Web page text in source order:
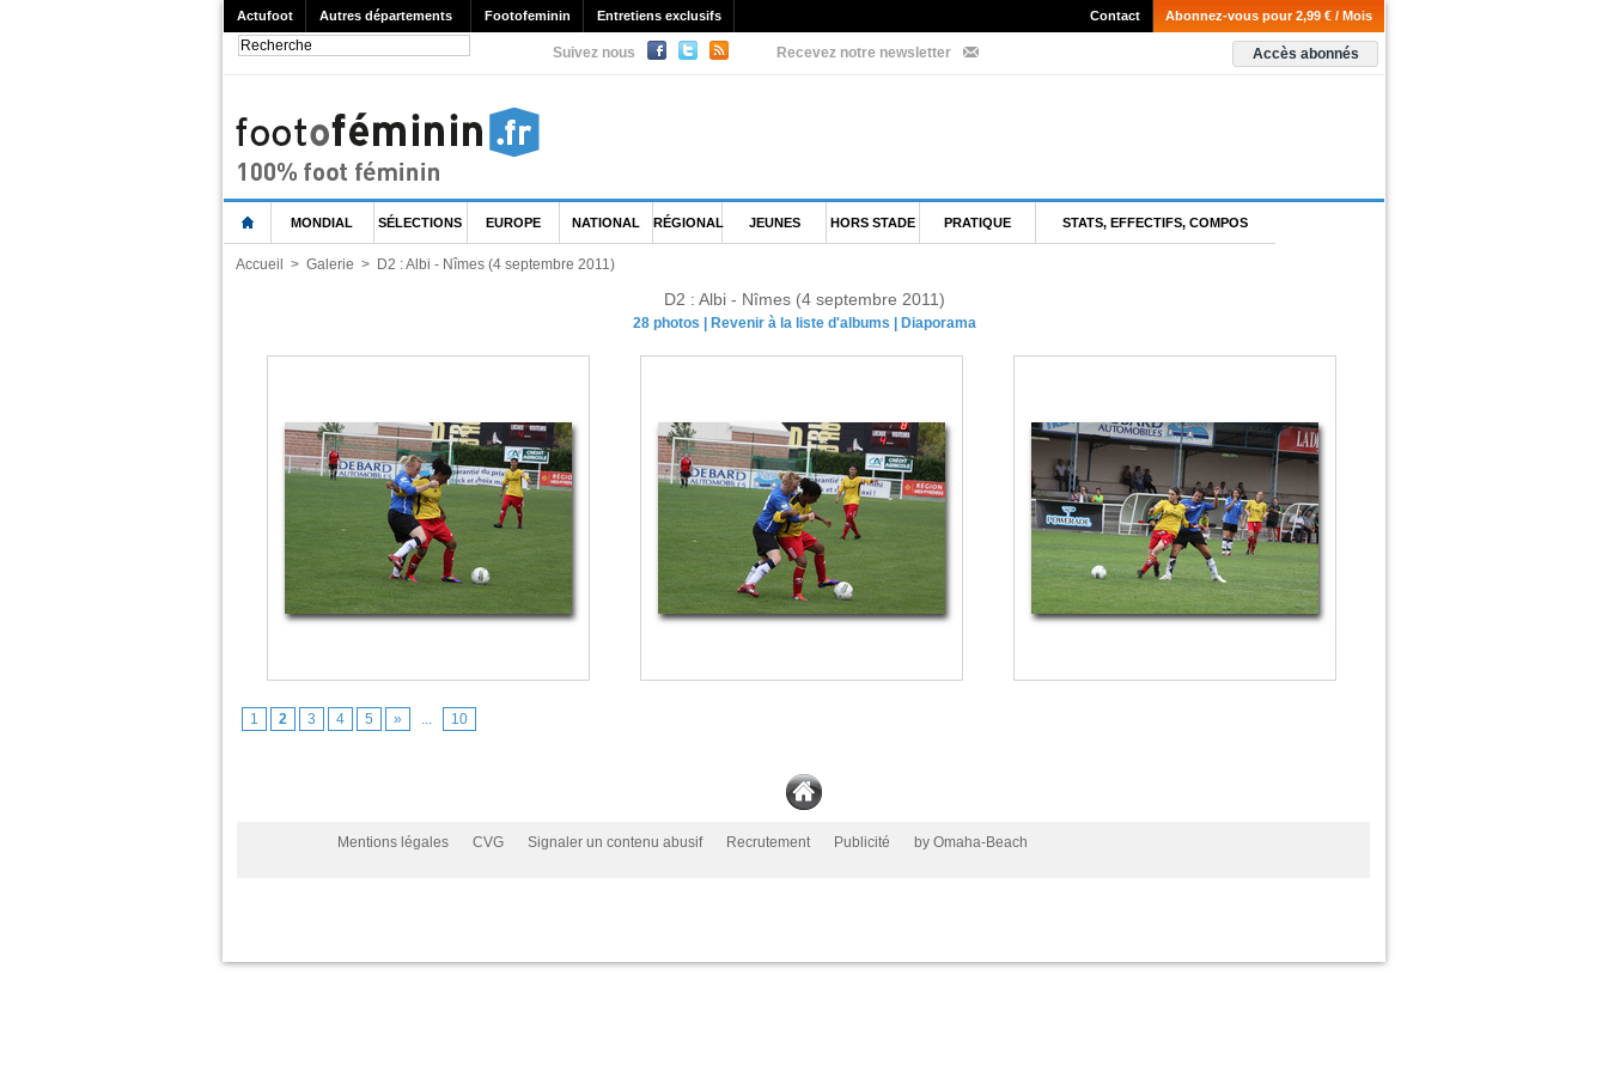
Actufoot Autres départements Footofeminin Entretiens exclusifs Abonnez-vous pour 2,99 € / Mois
Contact
Suivez nous Recevez notre newsletter Accès abonnés
MONDIAL SÉLECTIONS EUROPE NATIONAL RÉGIONAL JEUNES HORS STADE PRATIQUE STATS, EFFECTIFS, COMPOS
Accueil > Galerie > D2 : Albi - Nîmes (4 septembre 2011)
D2 : Albi - Nîmes (4 septembre 2011)
28 photos Revenir à la liste d'albums Diaporama
1 2 3 4 5 » ... 10
Mentions légales CVG Signaler un contenu abusif Recrutement Publicité by Omaha-Beach